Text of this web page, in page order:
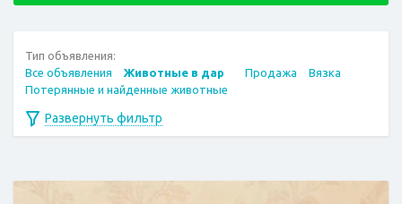
Тип объявления:
Все объявления
Животные в дар Продажа
Вязка
Потерянные и найденные животные
Развернуть фильтр